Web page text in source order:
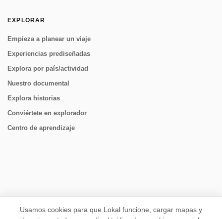
EXPLORAR
Empieza a planear un viaje
Experiencias prediseñadas
Explora por país/actividad
Nuestro documental
Explora historias
Conviértete en explorador
Centro de aprendizaje
Usamos cookies para que Lokal funcione, cargar mapas y